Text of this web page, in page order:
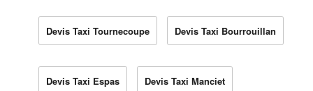
Devis Taxi Tournecoupe Devis Taxi Bourrouillan
Devis Taxi Espas Devis Taxi Manciet